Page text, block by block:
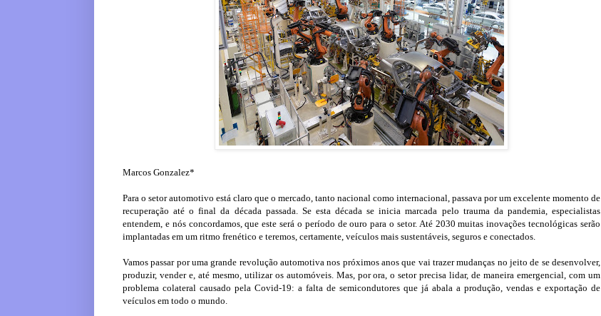
Marcos Gonzalez*
Para o setor automotivo está claro que o mercado, tanto nacional como internacional, passava por um excelente momento de
recuperação até o final da década passada. Se esta década se inicia marcada pelo trauma da pandemia, especialistas
entendem, e nós concordamos, que este será o período de ouro para o setor. Até 2030 muitas inovações tecnológicas serão
implantadas em um ritmo frenético e teremos, certamente, veículos mais sustentáveis, seguros e conectados.
Vamos passar por uma grande revolução automotiva nos próximos anos que vai trazer mudanças no jeito de se desenvolver,
produzir, vender e, até mesmo, utilizar os automóveis. Mas, por ora, o setor precisa lidar, de maneira emergencial, com um
problema colateral causado pela Covid-19: a falta de semicondutores que já abala a produção, vendas e exportação de
veículos em todo o mundo.